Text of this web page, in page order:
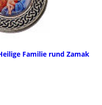
Familie rund Zamak